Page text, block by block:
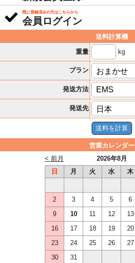
既に登録済みの方はこちらから
会員ログイン
送料計算機
重量
kg
プラン
発送方法
発送先
営業カレンダー
2026年8月
< 前月
日
月 火 水 木
2
3 4 5 6
9
10 11 12 13
16
17 18 19 20
23
24 25 26 27
30
31